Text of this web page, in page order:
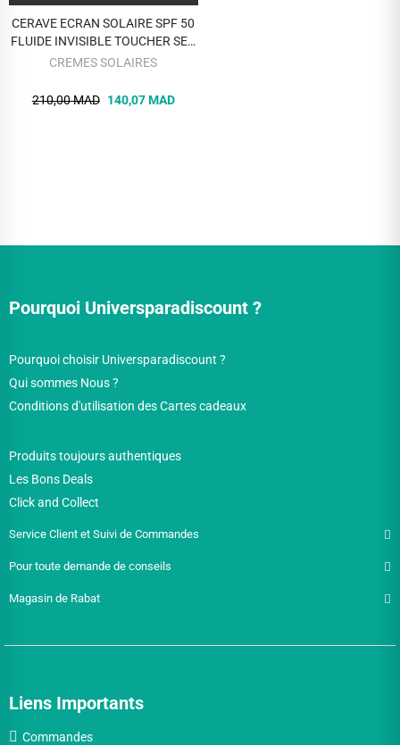
CERAVE ECRAN SOLAIRE SPF 50
FLUIDE INVISIBLE TOUCHER SEC
50 ML
CREMES SOLAIRES
210,00 MAD 140,07 MAD
Pourquoi Universparadiscount ?
Pourquoi choisir Universparadiscount ?
Qui sommes Nous ?
Conditions d'utilisation des Cartes cadeaux
Produits toujours authentiques
Les Bons Deals
Click and Collect
Service Client et Suivi de Commandes
Pour toute demande de conseils
Magasin de Rabat
Liens Importants
Commandes